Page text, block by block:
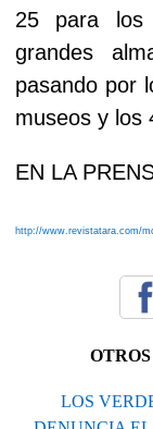
25 para los
grandes
pasando por
museos y los
EN LA
http://www.revistatara.com/
LOS